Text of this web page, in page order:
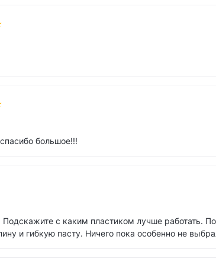
большое!!!
с каким пластиком лучше работать.
и гибкую пасту. Ничего пока особенно не